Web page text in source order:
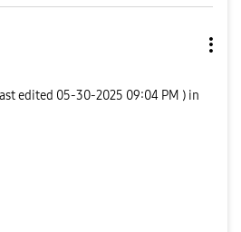
edited ‎05-30-2025 09:04 PM ) in